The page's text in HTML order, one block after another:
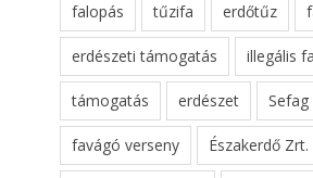
falopás tűzifa erdőtűz
erdészeti támogatás illegális
támogatás erdészet Sefag
favágó verseny Északerdő Zrt.